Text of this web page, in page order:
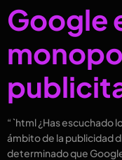
Google
“`html ¿Has escuchado
ámbito de la publicidad
determinado que